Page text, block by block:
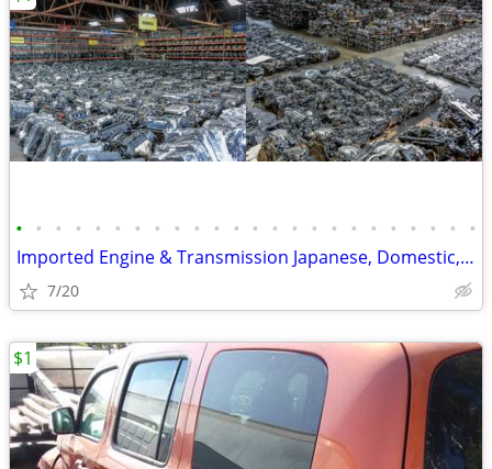
• • • • • • • • • • • • • • • • • • • • • • • •
Imported Engine & Transmission Japanese, Domestic, European & Korean
7/20
$1